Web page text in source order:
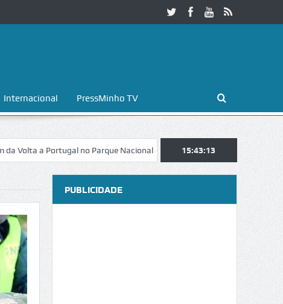
Internacional PressMinho TV
no Parque Nacional da Peneda-Gerês Esposende.
15:43:14
PUBLICIDADE